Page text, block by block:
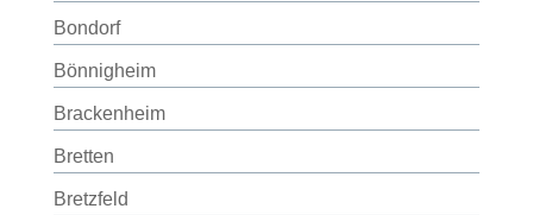
Bondorf
Bönnigheim
Brackenheim
Bretten
Bretzfeld